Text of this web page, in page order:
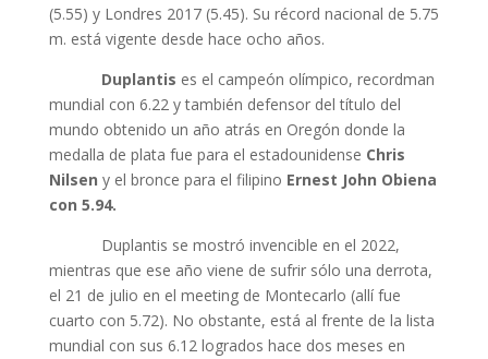
(5.55) y Londres 2017 (5.45). Su récord nacional de 5.75
m. está vigente desde hace ocho años.
Duplantis es el campeón olímpico, recordman
mundial con 6.22 y también defensor del título del
mundo obtenido un año atrás en Oregón donde la
medalla de plata fue para el estadounidense Chris
Nilsen y el bronce para el filipino Ernest John Obiena
con 5.94.
Duplantis se mostró invencible en el 2022,
mientras que ese año viene de sufrir sólo una derrota,
el 21 de julio en el meeting de Montecarlo (allí fue
cuarto con 5.72). No obstante, está al frente de la lista
mundial con sus 6.12 logrados hace dos meses en